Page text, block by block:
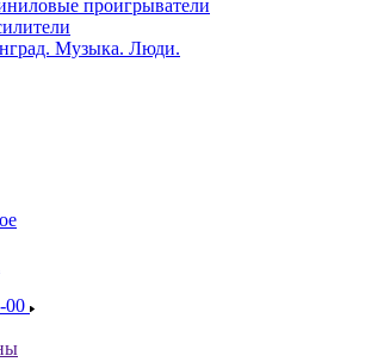
проигрыватели
Музыка. Люди.
00